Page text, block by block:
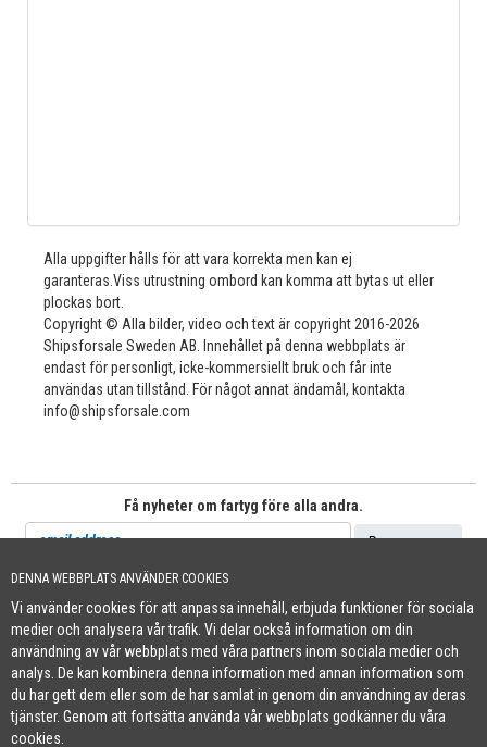
DENNA WEBBPLATS ANVÄNDER COOKIES
Vi använder cookies för att anpassa innehåll, erbjuda funktioner för sociala
medier och analysera vår trafik. Vi delar också information om din
användning av vår webbplats med våra partners inom sociala medier och
analys. De kan kombinera denna information med annan information som
du har gett dem eller som de har samlat in genom din användning av deras
tjänster. Genom att fortsätta använda vår webbplats godkänner du våra
cookies.
Alla uppgifter hålls för att vara korrekta men kan ej
garanteras.Viss utrustning ombord kan komma att bytas ut eller
plockas bort.
Copyright © Alla bilder, video och text är copyright 2016-2026
Shipsforsale Sweden AB. Innehållet på denna webbplats är
endast för personligt, icke-kommersiellt bruk och får inte
användas utan tillstånd. För något annat ändamål, kontakta
info@shipsforsale.com
Få nyheter om fartyg före alla andra.
Cookie Policy
+46 (0)8-641 96 71|INFO@SHIPSFORSALE.COM|WWW.SHIPSFORSALE.COM
JOHAN@SHIPSFORSALE.COM |PATRIK@SHIPSFORSALE.COM